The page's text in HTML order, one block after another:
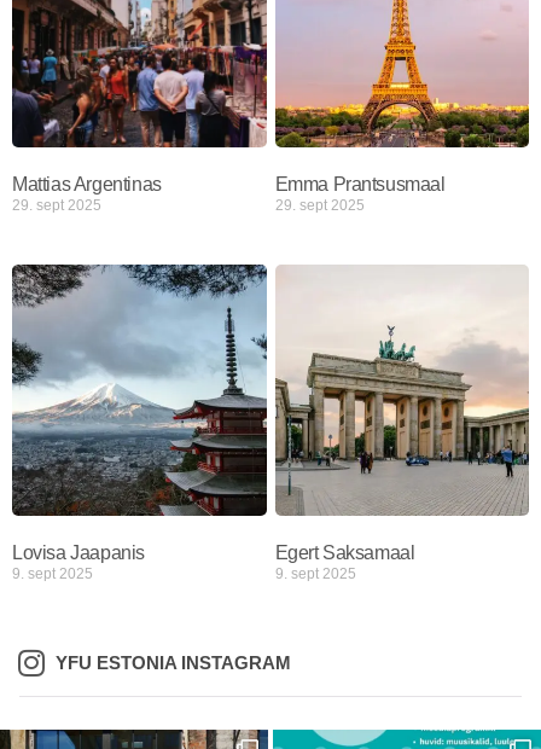
Mattias Argentinas
29. sept 2025
Emma Prantsusmaal
29. sept 2025
Lovisa Jaapanis
9. sept 2025
Egert Saksamaal
9. sept 2025
YFU ESTONIA INSTAGRAM